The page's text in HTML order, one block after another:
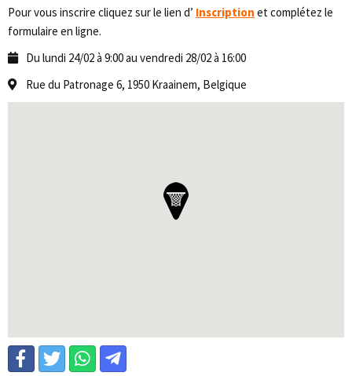
Pour vous inscrire cliquez sur le lien d’ Inscription et complétez le
formulaire en ligne.
Du lundi 24/02 à 9:00 au vendredi 28/02 à 16:00
Rue du Patronage 6, 1950 Kraainem, Belgique